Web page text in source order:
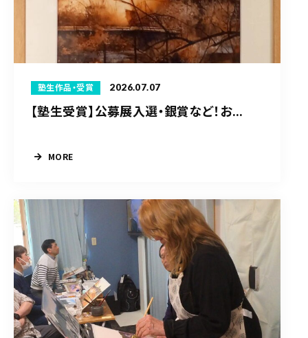
塾生作品・受賞 2026.07.07
【塾生受賞】公募展入選・銀賞など！お...
MORE